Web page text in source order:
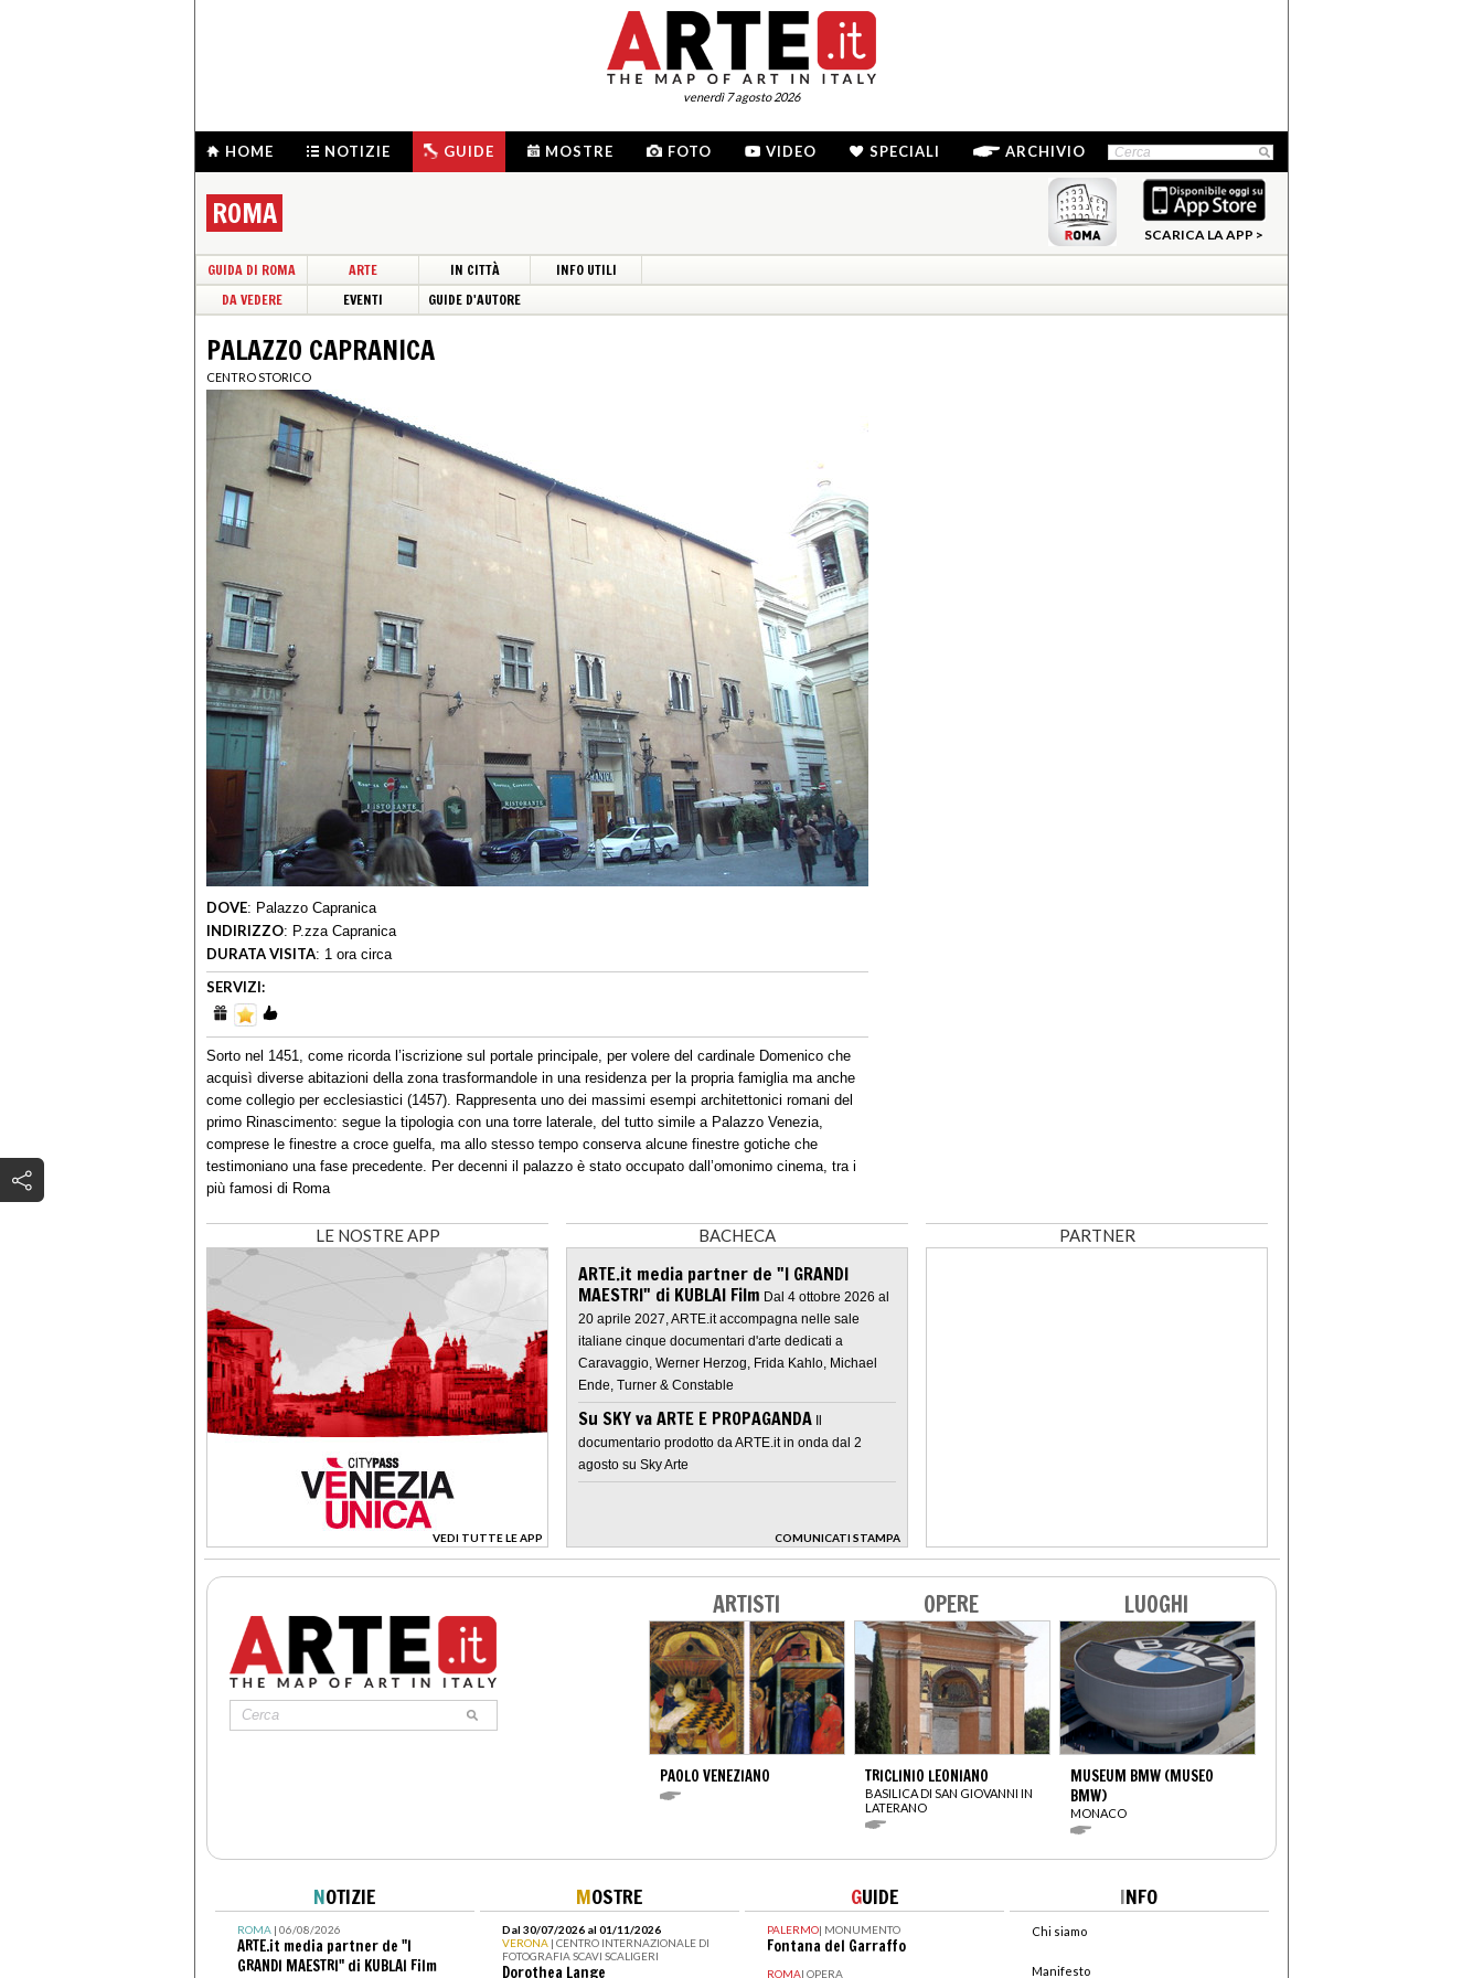
venerdì 7 agosto 2026
HOME NOTIZIE GUIDE MOSTRE FOTO VIDEO SPECIALI ARCHIVIO
ROMA
SCARICA LA APP >
GUIDA DI ROMA ARTE IN CITTÀ
INFO UTILI
DA VEDERE
EVENTI GUIDE D'AUTORE
PALAZZO CAPRANICA
CENTRO STORICO
DOVE: Palazzo Capranica
INDIRIZZO: P.zza Capranica
DURATA VISITA: 1 ora circa
SERVIZI:
Sorto nel 1451, come ricorda l’iscrizione sul portale principale, per volere del cardinale Domenico che
acquisì diverse abitazioni della zona trasformandole in una residenza per la propria famiglia ma anche
come collegio per ecclesiastici (1457). Rappresenta uno dei massimi esempi architettonici romani del
primo Rinascimento: segue la tipologia con una torre laterale, del tutto simile a Palazzo Venezia,
comprese le finestre a croce guelfa, ma allo stesso tempo conserva alcune finestre gotiche che
testimoniano una fase precedente. Per decenni il palazzo è stato occupato dall’omonimo cinema, tra i
più famosi di Roma
LE NOSTRE APP
VEDI TUTTE LE APP
>
BACHECA
ARTE.it media partner de "I GRANDI
MAESTRI" di KUBLAI Film Dal 4 ottobre 2026 al
20 aprile 2027, ARTE.it accompagna nelle sale
italiane cinque documentari d'arte dedicati a
Caravaggio, Werner Herzog, Frida Kahlo, Michael
Ende, Turner & Constable
Su SKY va ARTE E PROPAGANDA Il
documentario prodotto da ARTE.it in onda dal 2
agosto su Sky Arte
COMUNICATI STAMPA
>
PARTNER
ARTISTI
PAOLO VENEZIANO
OPERE
TRICLINIO LEONIANO
BASILICA DI SAN GIOVANNI IN
LATERANO
LUOGHI
MUSEUM BMW (MUSEO
BMW)
MONACO
NOTIZIE
ROMA| 06/08/2026
ARTE.it media partner de "I
GRANDI MAESTRI" di KUBLAI Film
MOSTRE
Dal 30/07/2026 al 01/11/2026
VERONA | CENTRO INTERNAZIONALE DI
FOTOGRAFIA SCAVI SCALIGERI
Dorothea Lange
GUIDE
PALERMO| MONUMENTO
Fontana del Garraffo
ROMA| OPERA
INFO
Chi siamo
Manifesto